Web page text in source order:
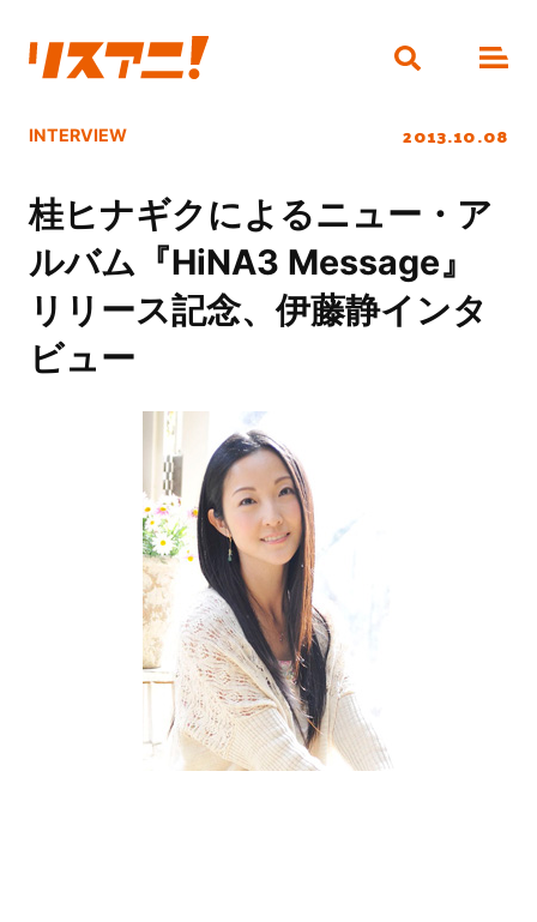
INTERVIEW 2013.10.08
桂ヒナギクによるニュー・ア
ルバム『HiNA3 Message』
リリース記念、伊藤静インタ
ビュー